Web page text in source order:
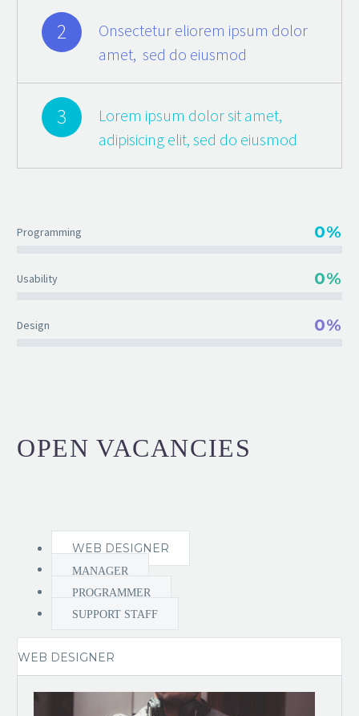
2
Onsectetur eliorem ipsum dolor
amet, sed do eiusmod
3
Lorem ipsum dolor sit amet,
adipisicing elit, sed do eiusmod
Programming 0%
Usability 0%
Design 0%
OPEN VACANCIES
WEB DESIGNER
MANAGER
PROGRAMMER
SUPPORT STAFF
WEB DESIGNER